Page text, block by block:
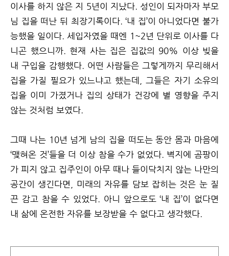
이사를 하지 않은 지 5년이 지났다. 성인이 되자마자 부모
님 집을 떠난 뒤 최장기록이다. ‘내 집’이 아니었다면 불가
능했을 일이다. 세입자였을 때엔 1~2년 단위로 이사를 다
니곤 했으니까. 현재 사는 집은 집값의 90% 이상 빚을
내 구입을 감행했다. 어떤 사람들은 그렇게까지 무리해서
집을 가질 필요가 있느냐고 했는데, 그들은 자기 소유의
집을 이미 가졌거나 집의 상태가 건강에 별 영향을 주지
않는 것처럼 보였다.
그때 나는 10년 넘게 남의 집을 떠도는 동안 몸과 마음에
‘맺혀온 것’들을 더 이상 참을 수가 없었다. 벽지에 곰팡이
가 피지 않고 집주인이 아무 때나 들이닥치지 않는 나만의
공간이 생긴다면, 미래의 자유를 담보 잡히는 것은 눈 질
끈 감고 참을 수 있었다. 아니 앞으로도 ‘내 집’이 없다면
내 삶에 온전한 자유를 보장받을 수 없다고 생각했다.